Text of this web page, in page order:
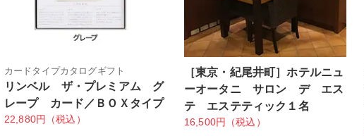
カードタイプカタログギフト
リンベル ザ・プレミアム グ
レープ カード／ＢＯＸタイプ
22,880円（税込）
［東京・紀尾井町］ホテルニュ
ーオータニ サロン デ エス
テ エステティック１名
16,500円（税込）